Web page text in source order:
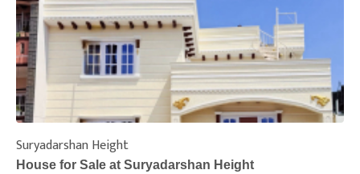
Suryadarshan Height
House for Sale at Suryadarshan Height